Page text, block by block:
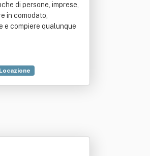
di persone, imprese,
in comodato,
e compiere qualunque
Locazione